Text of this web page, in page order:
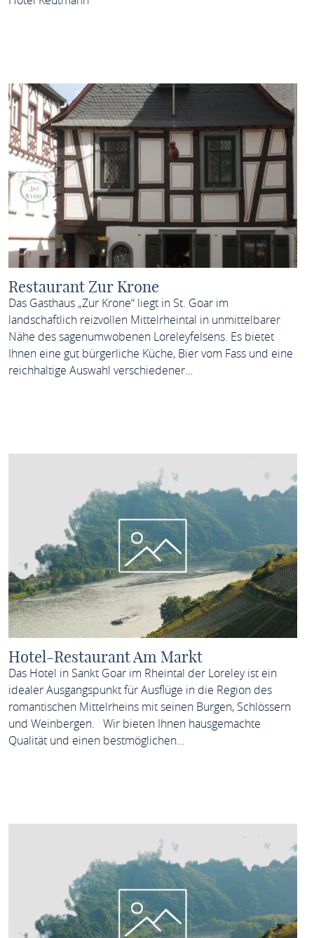
Restaurant Zur Krone
Das Gasthaus „Zur Krone“ liegt in St. Goar im
landschaftlich reizvollen Mittelrheintal in unmittelbarer
Nähe des sagenumwobenen Loreleyfelsens. Es bietet
Ihnen eine gut bürgerliche Küche, Bier vom Fass und eine
reichhaltige Auswahl verschiedener…
Hotel-Restaurant Am Markt
Das Hotel in Sankt Goar im Rheintal der Loreley ist ein
idealer Ausgangspunkt für Ausflüge in die Region des
romantischen Mittelrheins mit seinen Burgen, Schlössern
und Weinbergen. Wir bieten Ihnen hausgemachte
Qualität und einen bestmöglichen…